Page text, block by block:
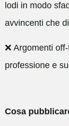
lodi in modo
avvincenti che
❌ Argomenti
professione e
Cosa